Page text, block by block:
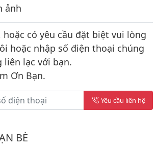
ảnh
hoặc có yêu cầu đặt biệt vui lòng
hoặc nhập số điện thoại chúng
liên lạc với bạn.
Ơn Bạn.
Yêu cầu liên hệ
BÈ